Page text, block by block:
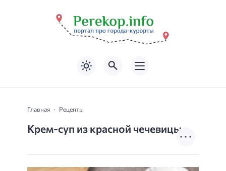
Главная Рецепты
Крем-суп из красной чечевицы